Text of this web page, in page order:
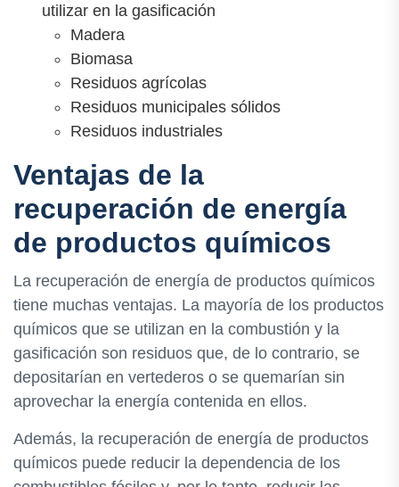
utilizar en la gasificación
Madera
Biomasa
Residuos agrícolas
Residuos municipales sólidos
Residuos industriales
Ventajas de la
recuperación de energía
de productos químicos
La recuperación de energía de productos químicos
tiene muchas ventajas. La mayoría de los productos
químicos que se utilizan en la combustión y la
gasificación son residuos que, de lo contrario, se
depositarían en vertederos o se quemarían sin
aprovechar la energía contenida en ellos.
Además, la recuperación de energía de productos
químicos puede reducir la dependencia de los